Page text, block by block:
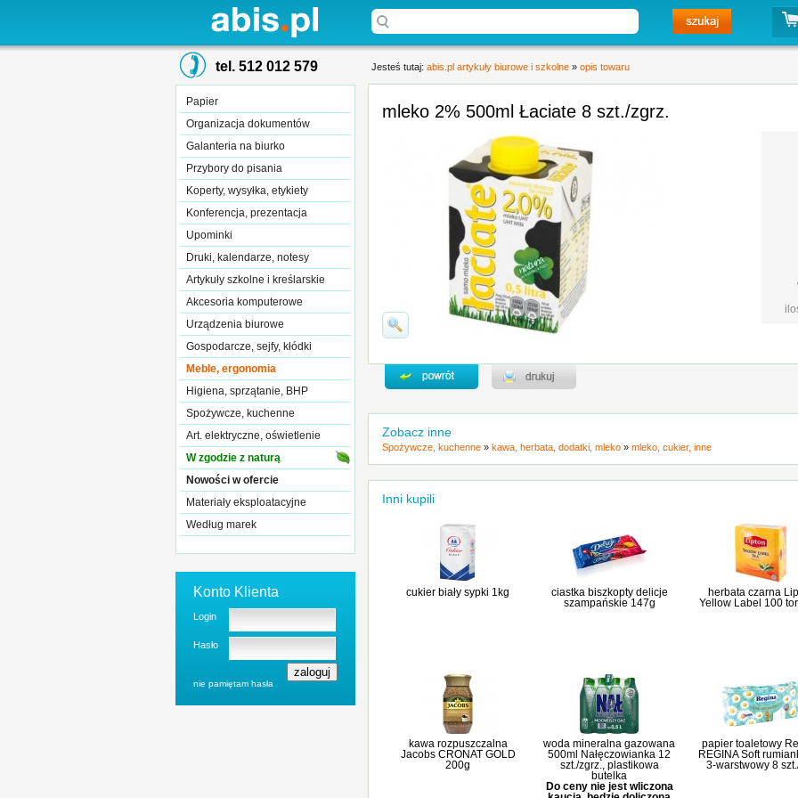
tel. 512 012 579
Papier
Organizacja dokumentów
Galanteria na biurko
Przybory do pisania
Koperty, wysyłka, etykiety
Konferencja, prezentacja
Upominki
Druki, kalendarze, notesy
Artykuły szkolne i kreślarskie
Akcesoria komputerowe
Urządzenia biurowe
Gospodarcze, sejfy, kłódki
Meble, ergonomia
Higiena, sprzątanie, BHP
Spożywcze, kuchenne
Art. elektryczne, oświetlenie
W zgodzie z naturą
Nowości w ofercie
Materiały eksploatacyjne
Według marek
Konto Klienta
Login
Hasło
nie pamiętam hasła
Jesteś tutaj: abis.pl artykuły biurowe i szkolne » opis towaru
mleko 2% 500ml Łaciate 8 szt./zgrz.
Zobacz inne
Spożywcze, kuchenne » kawa, herbata, dodatki, mleko » mleko, cukier, inne
Inni kupili
cukier biały sypki 1kg
ciastka biszkopty delicje
szampańskie 147g
herbata czarna
Yellow Label 100
kawa rozpuszczalna
Jacobs CRONAT GOLD
200g
woda mineralna gazowana
500ml Nałęczowianka 12
szt./zgrz., plastikowa
butelka
Do ceny nie jest wliczona
papier toaletowy
REGINA Soft
3-warstwowy 8